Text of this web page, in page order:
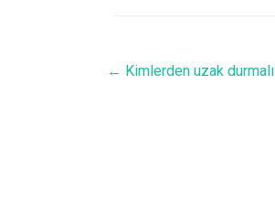
← Kimlerden uzak durmalı